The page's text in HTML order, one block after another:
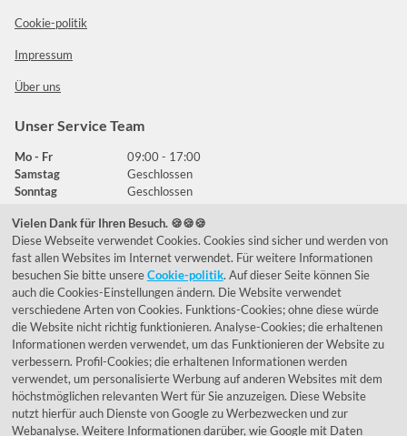
Cookie-politik
Impressum
Über uns
Unser Service Team
Mo - Fr
09:00 - 17:00
Samstag
Geschlossen
Sonntag
Geschlossen
Häufig gestellte Fragen
039292 - 678215
de@lumidora.com
FacebookInstagram
Kundenmeinungen
Vielen Dank für Ihren Besuch. 🍪🍪🍪
Diese Webseite verwendet Cookies. Cookies sind sicher und werden von
fast allen Websites im Internet verwendet. Für weitere Informationen
besuchen Sie bitte unsereCookie-politik. Auf dieser Seite können Sie
auch die Cookies-Einstellungen ändern. Die Website verwendet
verschiedene Arten von Cookies. Funktions-Cookies; ohne diese würde
die Website nicht richtig funktionieren. Analyse-Cookies; die erhaltenen
Informationen werden verwendet, um das Funktionieren der Website zu
verbessern. Profil-Cookies; die erhaltenen Informationen werden
verwendet, um personalisierte Werbung auf anderen Websites mit dem
höchstmöglichen relevanten Wert für Sie anzuzeigen. Diese Website
nutzt hierfür auch Dienste von Google zu Werbezwecken und zur
Webanalyse. Weitere Informationen darüber, wie Google mit Daten